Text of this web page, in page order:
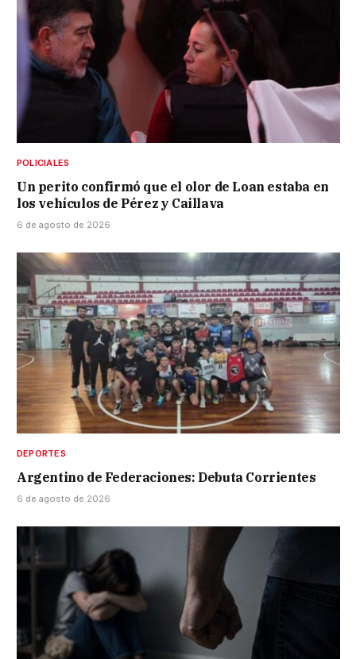
POLICIALES
Un perito confirmó que el olor de Loan estaba en
los vehículos de Pérez y Caillava
6 de agosto de 2026
DEPORTES
Argentino de Federaciones: Debuta Corrientes
6 de agosto de 2026